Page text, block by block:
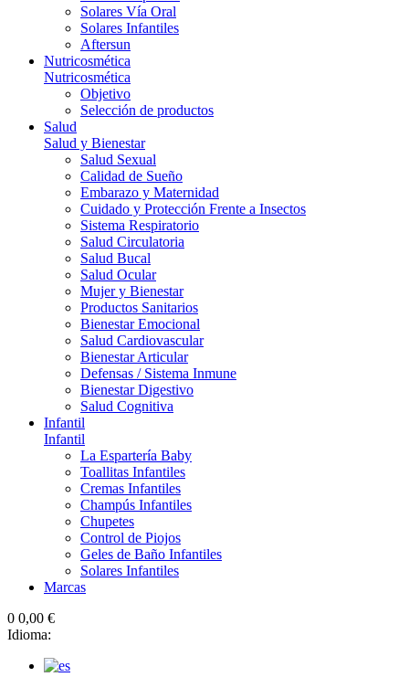
Solares Vía Oral
Solares Infantiles
Aftersun
Nutricosmética
Nutricosmética
Objetivo
Selección de productos
Salud
Salud y Bienestar
Salud Sexual
Calidad de Sueño
Embarazo y Maternidad
Cuidado y Protección Frente a Insectos
Sistema Respiratorio
Salud Circulatoria
Salud Bucal
Salud Ocular
Mujer y Bienestar
Productos Sanitarios
Bienestar Emocional
Salud Cardiovascular
Bienestar Articular
Defensas / Sistema Inmune
Bienestar Digestivo
Salud Cognitiva
Infantil
Infantil
La Espartería Baby
Toallitas Infantiles
Cremas Infantiles
Champús Infantiles
Chupetes
Control de Piojos
Geles de Baño Infantiles
Solares Infantiles
Marcas
0 0,00 €
Idioma: